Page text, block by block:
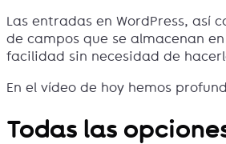
Las entradas en WordPress, así
de campos que se almacenan
facilidad sin necesidad de
En el vídeo de hoy hemos
Todas las